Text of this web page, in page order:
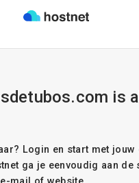
is
Login en start met jouw
ga je eenvoudig aan de